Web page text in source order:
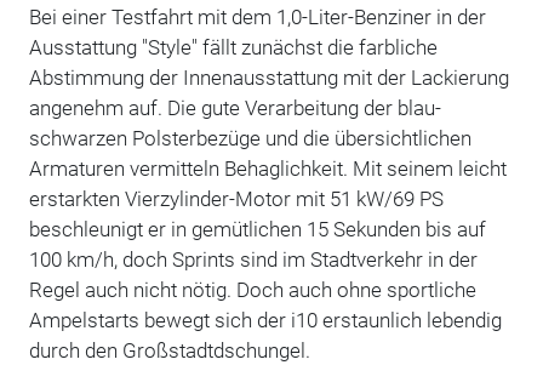
Bei einer Testfahrt mit dem 1,0-Liter-Benziner in der
Ausstattung "Style" fällt zunächst die farbliche
Abstimmung der Innenausstattung mit der Lackierung
angenehm auf. Die gute Verarbeitung der blau-
schwarzen Polsterbezüge und die übersichtlichen
Armaturen vermitteln Behaglichkeit. Mit seinem leicht
erstarkten Vierzylinder-Motor mit 51 kW/69 PS
beschleunigt er in gemütlichen 15 Sekunden bis auf
100 km/h, doch Sprints sind im Stadtverkehr in der
Regel auch nicht nötig. Doch auch ohne sportliche
Ampelstarts bewegt sich der i10 erstaunlich lebendig
durch den Großstadtdschungel.